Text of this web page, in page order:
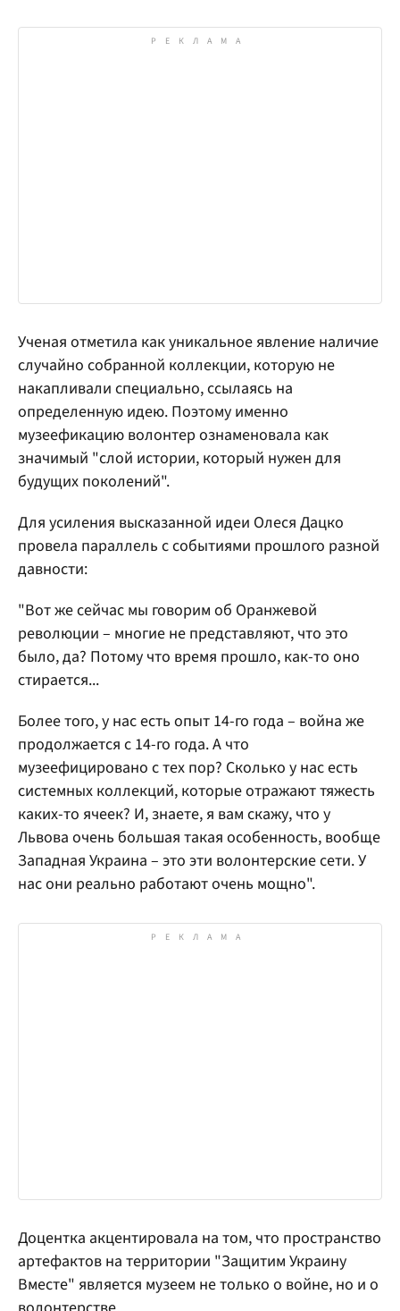
Ученая отметила как уникальное явление наличие
случайно собранной коллекции, которую не
накапливали специально, ссылаясь на
определенную идею. Поэтому именно
музеефикацию волонтер ознаменовала как
значимый "слой истории, который нужен для
будущих поколений".
Для усиления высказанной идеи Олеся Дацко
провела параллель с событиями прошлого разной
давности:
"Вот же сейчас мы говорим об Оранжевой
революции – многие не представляют, что это
было, да? Потому что время прошло, как-то оно
стирается...
Более того, у нас есть опыт 14-го года – война же
продолжается с 14-го года. А что
музеефицировано с тех пор? Сколько у нас есть
системных коллекций, которые отражают тяжесть
каких-то ячеек? И, знаете, я вам скажу, что у
Львова очень большая такая особенность, вообще
Западная Украина – это эти волонтерские сети. У
нас они реально работают очень мощно".
Доцентка акцентировала на том, что пространство
артефактов на территории "Защитим Украину
Вместе" является музеем не только о войне, но и о